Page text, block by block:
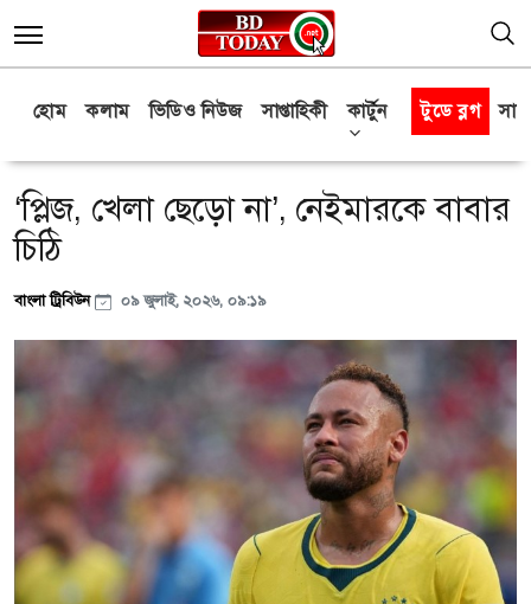
হোম কলাম ভিডিও নিউজ সাপ্তাহিকী কার্টুন টুডে ব্লগ
‘প্লিজ, খেলা ছেড়ো না’, নেইমারকে বাবার
চিঠি
বাংলা ট্রিবিউন ০৯ জুলাই, ২০২৬, ০৯:১৯